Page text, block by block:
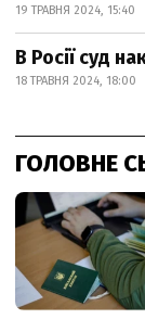
19 ТРАВНЯ 2024, 15:40
В Росії суд
18 ТРАВНЯ 2024, 18:00
ГОЛОВНЕ